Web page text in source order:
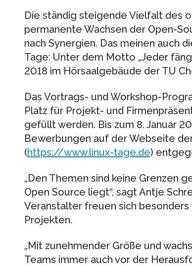
Die ständig steigende Vielfalt des
permanente Wachsen der Open-
nach Synergien. Das meinen auch
Tage: Unter dem Motto „Jeder
2018 im Hörsaalgebäude der TU
Das Vortrags- und Workshop-
Platz für Projekt- und
gefüllt werden. Bis zum 8. Januar
Bewerbungen auf der Webseite
(https://www.linux-tage.de)
„Den Themen sind keine Grenzen
Open Source liegt“, sagt Antje
Veranstalter freuen sich
Projekten.
„Mit zunehmender Größe und
Teams immer auch vor der